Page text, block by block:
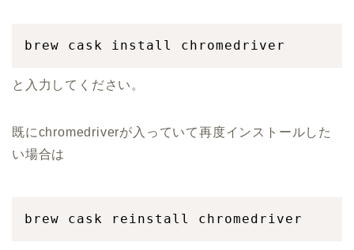
brew cask install chromedriver
と入力してください。
既にchromedriverが入っていて再度インストールした
い場合は
brew cask reinstall chromedriver